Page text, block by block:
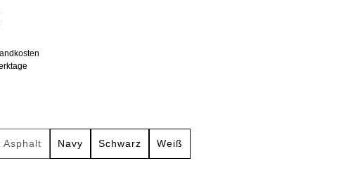
Asphalt
(Diese Option ist zurzeit nicht verfügbar.)
Navy Schwarz Weiß